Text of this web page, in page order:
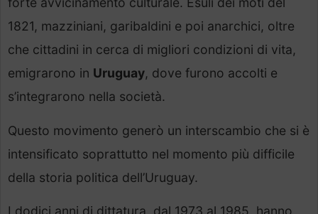
1821, mazziniani, garibaldini e poi anarchici, oltre
che cittadini in cerca di migliori condizioni di vita,
emigrarono in Uruguay, dove furono accolti e
s’integrarono nella società.
Questo movimento generò un interscambio che si è
intensificato soprattutto nel momento più difficile
della storia politica dell’Uruguay.
I dodici anni di dittatura, dal 1973 al 1985, hanno